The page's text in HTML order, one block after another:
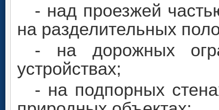
- над проезжей
на разделительных
- на дорожных
устройствах;
- на подпорных